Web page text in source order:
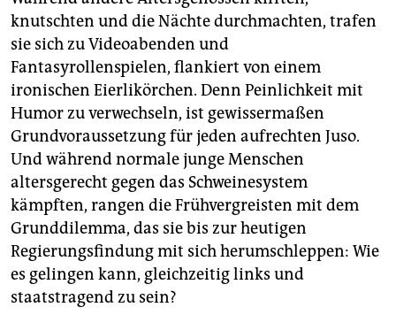
knutschten und die Nächte durchmachten, trafen
sie sich zu Videoabenden und
Fantasyrollenspielen, flankiert von einem
ironischen Eierlikörchen. Denn Peinlichkeit mit
Humor zu verwechseln, ist gewissermaßen
Grundvoraussetzung für jeden aufrechten Juso.
Und während normale junge Menschen
altersgerecht gegen das Schweinesystem
kämpften, rangen die Frühvergreisten mit dem
Grunddilemma, das sie bis zur heutigen
Regierungsfindung mit sich herumschleppen: Wie
es gelingen kann, gleichzeitig links und
staatstragend zu sein?